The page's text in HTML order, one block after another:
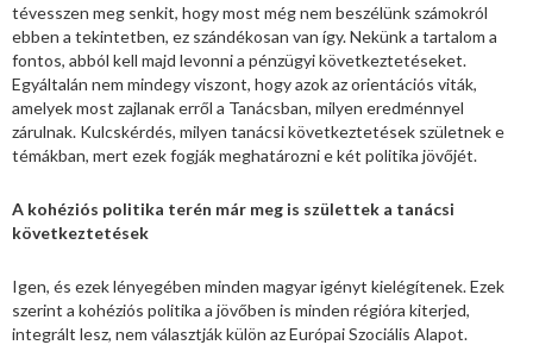
tévesszen meg senkit, hogy most még nem beszélünk számokról
ebben a tekintetben, ez szándékosan van így. Nekünk a tartalom a
fontos, abból kell majd levonni a pénzügyi következtetéseket.
Egyáltalán nem mindegy viszont, hogy azok az orientációs viták,
amelyek most zajlanak erről a Tanácsban, milyen eredménnyel
zárulnak. Kulcskérdés, milyen tanácsi következtetések születnek e
témákban, mert ezek fogják meghatározni e két politika jövőjét.
A kohéziós politika terén már meg is születtek a tanácsi
következtetések
Igen, és ezek lényegében minden magyar igényt kielégítenek. Ezek
szerint a kohéziós politika a jövőben is minden régióra kiterjed,
integrált lesz, nem választják külön az Európai Szociális Alapot.